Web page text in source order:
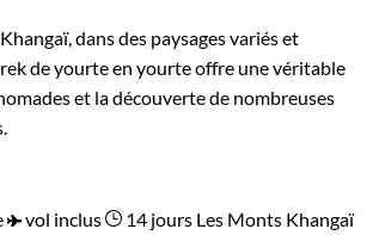
dans des paysages variés et
de yourte en yourte offre une véritable
et la découverte de nombreuses
vol inclus 14 jours Les Monts Khangaï